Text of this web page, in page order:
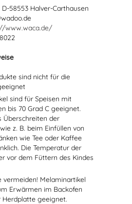
D-58553 Halver-Carthausen
www.waca.de/
sind nicht für die
sind für Speisen mit
bis 70 Grad C geeignet.
Überschreiten der
z. B. beim Einfüllen von
wie Tee oder Kaffee
Die Temperatur der
vor dem Füttern des Kindes
vermeiden! Melaminartikel
Erwärmen im Backofen
Herdplatte geeignet.